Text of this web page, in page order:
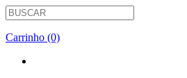
Carrinho (0)